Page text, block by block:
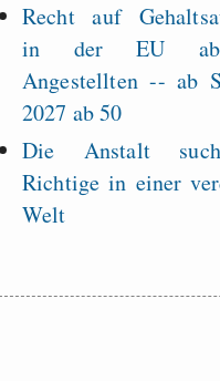
Recht auf
in der EU
Angestellten -- ab
2027 ab 50
Die Anstalt
Richtige in einer
Welt